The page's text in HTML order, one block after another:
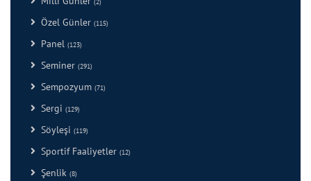
Özel Günler (115)
Panel (123)
Seminer (291)
Sempozyum (71)
Sergi (129)
Söyleşi (119)
Sportif Faaliyetler (12)
Şenlik (8)